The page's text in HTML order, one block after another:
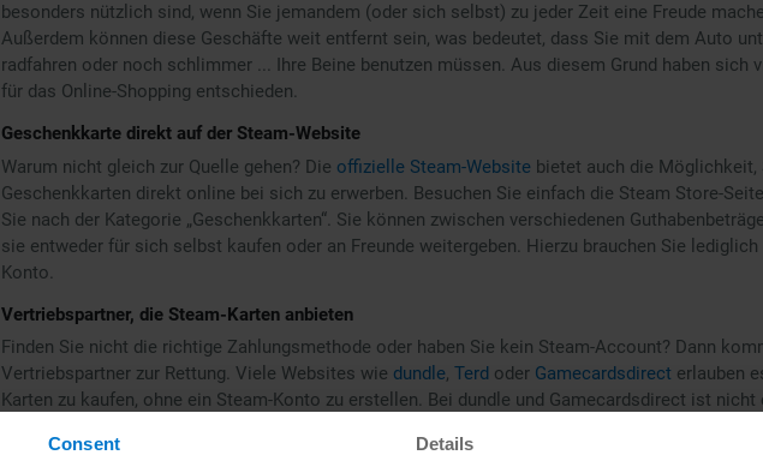
Consent Details
besonders nützlich sind, wenn Sie jemandem (oder sich selbst) zu jeder Zeit eine Freude
Außerdem können diese Geschäfte weit entfernt sein, was bedeutet, dass Sie mit dem Auto
radfahren oder noch schlimmer ... Ihre Beine benutzen müssen. Aus diesem Grund haben sich
für das Online-Shopping entschieden.
Geschenkkarte direkt auf der Steam-Website
Warum nicht gleich zur Quelle gehen? Die offizielle Steam-Websitebietet auch die Möglichkeit,
Geschenkkarten direkt online bei sich zu erwerben. Besuchen Sie einfach die Steam Store-
Sie nach der Kategorie „Geschenkkarten“. Sie können zwischen verschiedenen
sie entweder für sich selbst kaufen oder an Freunde weitergeben. Hierzu brauchen Sie lediglich
Konto.
Vertriebspartner, die Steam-Karten anbieten
Finden Sie nicht die richtige Zahlungsmethode oder haben Sie kein Steam-Account? Dann
Vertriebspartner zur Rettung. Viele Websites wie dundle, Terdoder Gamecardsdirect erlauben
Karten zu kaufen, ohne ein Steam-Konto zu erstellen. Bei dundle und Gamecardsdirect ist nicht
digitalen Code ganz einfach per E-Mail. Dazu benötigen Sie weder eine Kreditkarte noch